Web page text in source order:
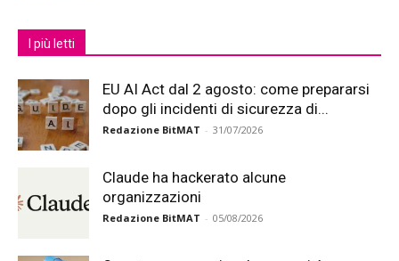
I più letti
EU AI Act dal 2 agosto: come prepararsi
dopo gli incidenti di sicurezza di...
Redazione BitMAT - 31/07/2026
Claude ha hackerato alcune
organizzazioni
Redazione BitMAT - 05/08/2026